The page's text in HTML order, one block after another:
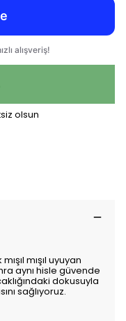
olsun
mışıl uyuyan
aynı hisle güvende
dokusuyla
sağlıyoruz.